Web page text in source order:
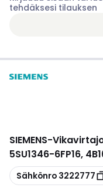
tehdäksesi tilauksen
SIEMENS-
5SU1346-6FP16,
Kopioi
Sähkönro 3222777